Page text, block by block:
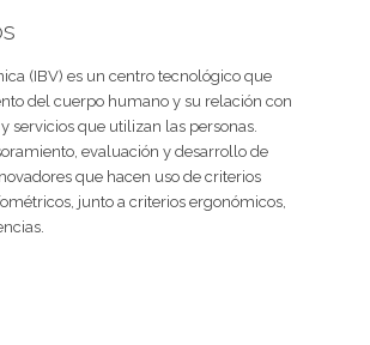
(IBV) es un centro tecnológico que
del cuerpo humano y su relación con
servicios que utilizan las personas.
evaluación y desarrollo de
que hacen uso de criterios
junto a criterios ergonómicos,